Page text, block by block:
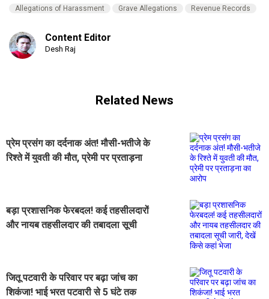
Allegations of Harassment
Grave Allegations Revenue Records
Content Editor
Desh Raj
Related News
प्रेम प्रसंग का दर्दनाक अंत! मौसी-भतीजे के
रिश्ते में युवती की मौत, प्रेमी पर प्रताड़ना
बड़ा प्रशासनिक फेरबदल! कई तहसीलदारों
और नायब तहसीलदार की तबादला सूची
जितू पटवारी के परिवार पर बढ़ा जांच का
शिकंजा! भाई भरत पटवारी से 5 घंटे तक